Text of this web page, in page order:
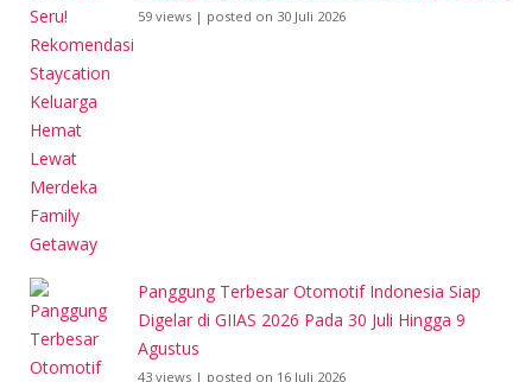
59 views | posted on 30 Juli 2026
Panggung Terbesar Otomotif Indonesia Siap
Digelar di GIIAS 2026 Pada 30 Juli Hingga 9
Agustus
43 views | posted on 16 Juli 2026